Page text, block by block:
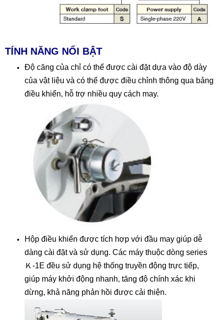
​TÍNH NĂNG NỔI BẬT
Độ căng của chỉ có thể được cài đặt dựa vào độ dày
của vật liệu và có thể được điều chỉnh thông qua bảng
điều khiển, hỗ trợ nhiều quy cách may.
Hộp điều khiển được tích hợp với đầu may giúp dễ
dàng cài đặt và sử dụng. Các máy thuộc dòng series
Ｋ-1E đều sử dụng hệ thống truyền động trực tiếp,
giúp máy khởi động nhanh, tăng độ chính xác khi
dừng, khả năng phản hồi được cải thiện.